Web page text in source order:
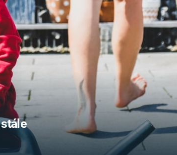
UFO A
MIMOZEMŠŤANÉ
UTAJENÉ PŘÍBĚHY
ČESKÝCH DĚJIN
ALTERNATIVNÍ
HISTORIE
FILMY
REALITA
HORORY
REALITA
OPTICKÉ
KLAMY